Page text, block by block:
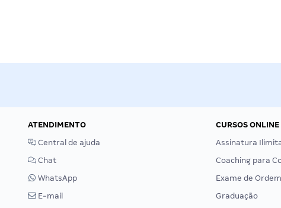
ATENDIMENTO
Central de ajuda
Chat
WhatsApp
E-mail
CURSOS ONLINE
Assinatura
Coaching para
Exame de Ordem
Graduação